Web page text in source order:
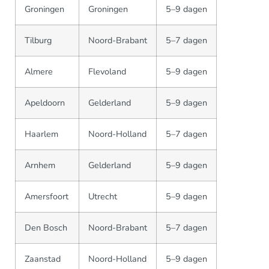
Groningen Groningen 5–9 dagen
Tilburg Noord-Brabant 5–7 dagen
Almere Flevoland 5–9 dagen
Apeldoorn Gelderland 5–9 dagen
Haarlem Noord-Holland 5–7 dagen
Arnhem Gelderland 5–9 dagen
Amersfoort Utrecht 5–9 dagen
Den Bosch Noord-Brabant 5–7 dagen
Zaanstad Noord-Holland 5–9 dagen